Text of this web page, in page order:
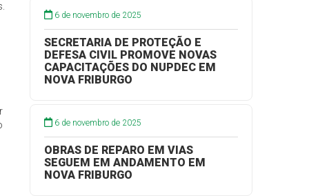
6 de novembro de 2025
SECRETARIA DE PROTEÇÃO E
DEFESA CIVIL PROMOVE NOVAS
CAPACITAÇÕES DO NUPDEC EM
NOVA FRIBURGO
6 de novembro de 2025
OBRAS DE REPARO EM VIAS
SEGUEM EM ANDAMENTO EM
NOVA FRIBURGO